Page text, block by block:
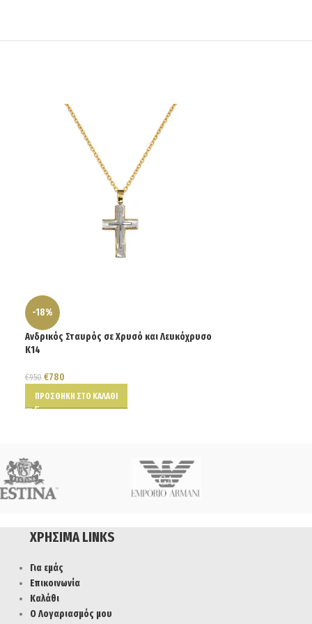
-18%
Ανδρικός Σταυρός σε Χρυσό και Λευκόχρυσο
Κ14
€950 €780
ΠΡΟΣΘΉΚΗ ΣΤΟ ΚΑΛΆΘΙ
ΧΡΉΣΙΜΑ LINKS
Για εμάς
Επικοινωνία
Καλάθι
Ο Λογαριασμός μου